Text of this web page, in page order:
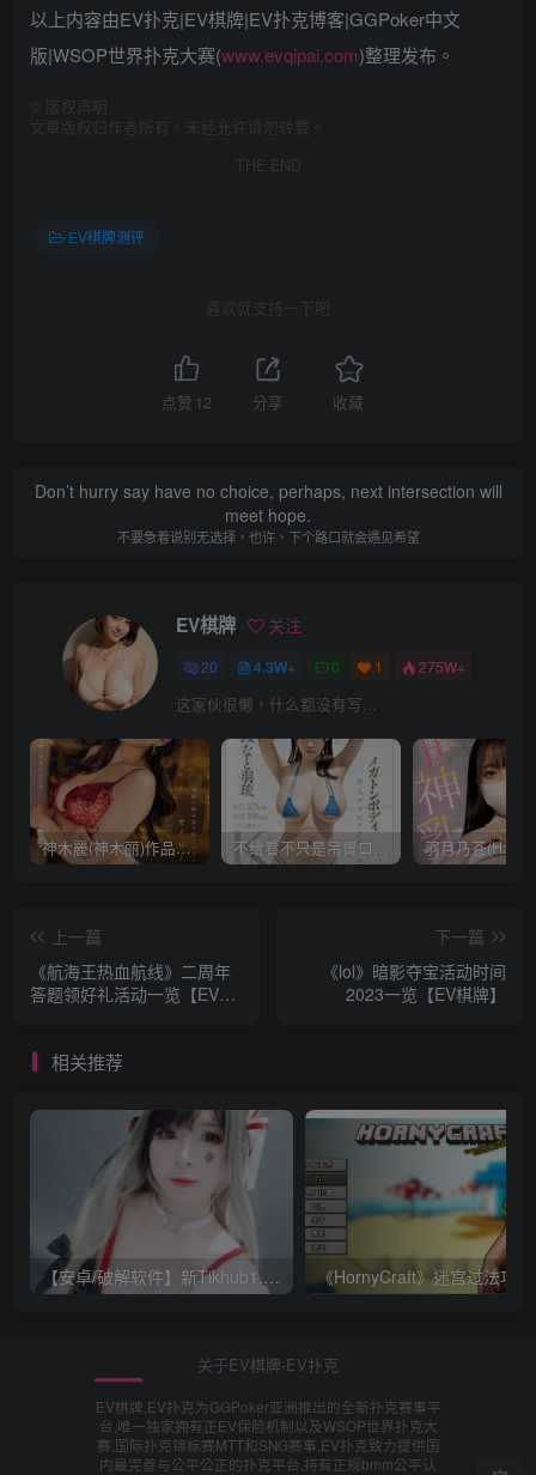
以上内容由EV扑克|EV棋牌|EV扑克博客|GGPoker中文
版|WSOP世界扑克大赛(www.evqipai.com)整理发布。
版权声明
文章版权归作者所有，未经允许请勿转载。
THE END
EV棋牌测评
喜欢就支持一下吧
点赞 12 分享 收藏
Don’t hurry say have no choice, perhaps, next intersection will
meet hope.
不要急着说别无选择，也许、下个路口就会遇见希望
EV棋牌 关注
20 4.3W+ 0 1 275W+
这家伙很懒，什么都没有写...
神木麗(神木丽)作品STARS-804发布！出道一周年，华丽布拉甲闪亮动人！【EV棋牌】 不给看不只是吊胃口！K奶的みなと羽琉(凑羽琉)原来是无码妹「水原圣子」？【EV棋牌】
上一篇
《航海王热血航线》二周年
答题领好礼活动一览【EV棋
下一篇
《lol》暗影夺宝活动时间
2023一览【EV棋牌】
相关推荐
【安卓/破解软件】新Tikhub1.13 解锁付费限制，超级会员破解版【EV棋牌】
关于EV棋牌-EV扑克
EV棋牌,EV扑克为GGPoker亚洲推出的全新扑克赛事平
台,唯一独家拥有正EV保险机制以及WSOP世界扑克大
赛,国际扑克锦标赛MTT和SNG赛事,EV扑克致力提供国
内最完善与公平公正的扑克平台,持有正规bmm公平认